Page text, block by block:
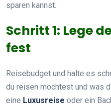
sparen kannst.
Schritt 1: Lege
fest
Reisebudget und halte es
du reisen möchtest und was
eine Luxusreise oder ein